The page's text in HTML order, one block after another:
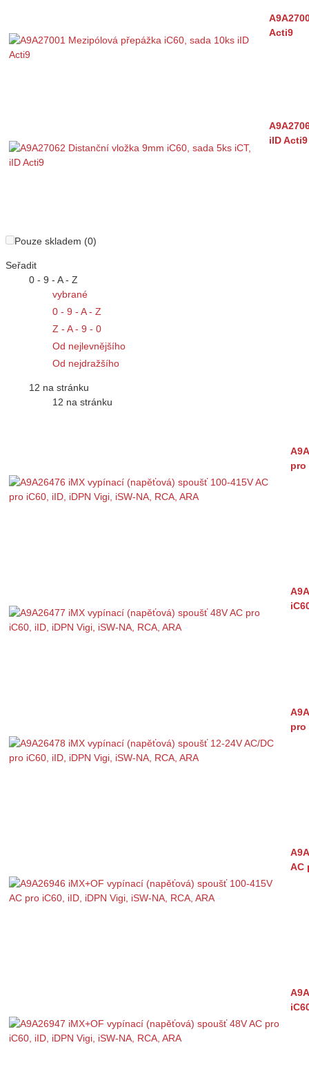
Acti9
iID Acti9
Pouze skladem (0)
Seřadit
0 - 9 - A - Z
vybrané
0 - 9 - A - Z
Z - A - 9 - 0
Od nejlevnějšího
Od nejdražšího
12 na stránku
12 na stránku
pro
pro
AC